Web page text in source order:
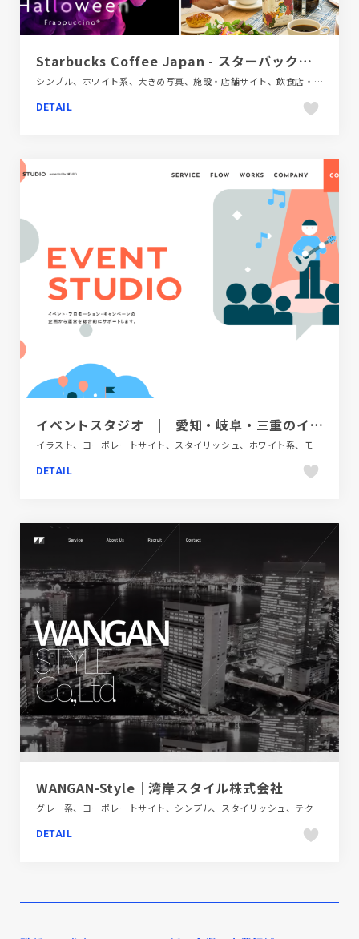
Starbucks Coffee Japan - スターバックス コーヒー ジャパン
シンプル、ホワイト系、大きめ写真、施設・店舗サイト、飲食店・グルメ・ウェディング
DETAIL
イベントスタジオ | 愛知・岐阜・三重のイベント・プロモーション・キャンペーンの企画・運営・制作を総合的にサポートします。
イラスト、コーポレートサイト、スタイリッシュ、ホワイト系、モーション多め、金融・法律・人材・専門職
DETAIL
WANGAN-Style｜湾岸スタイル株式会社
グレー系、コーポレートサイト、シンプル、スタイリッシュ、テクノロジー・サイエンス、動画が流れる、金融・法律・人材・専門職
DETAIL